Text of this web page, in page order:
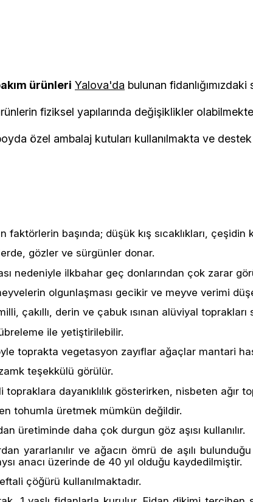
ürünleri Yalova'da bulunan
fiziksel yapılarında değişiklikler
özel ambalaj kutuları kullanılmakta ve destek
başında; düşük kış sıcaklıkları, çeşidin
gözler ve sürgünler donar.
nedeniyle ilkbahar geç donlarından çok zarar
olgunlaşması gecikir ve meyve verimi
çakıllı, derin ve çabuk ısınan alüviyal
ile yetiştirilebilir.
toprakta vegetasyon zayıflar ağaçlar mantari
teşekkülü görülür.
dayanıklılık gösterirken, nisbeten ağır
tohumla üretmek mümkün değildir.
üretiminde daha çok durgun göz aşısı kullanılır.
yararlanılır ve ağacın ömrü de aşılı
anacı üzerinde de 40 yıl olduğu kaydedilmiştir.
çöğürü kullanılmaktadır.